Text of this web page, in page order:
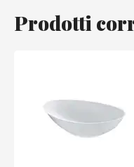
Prodotti